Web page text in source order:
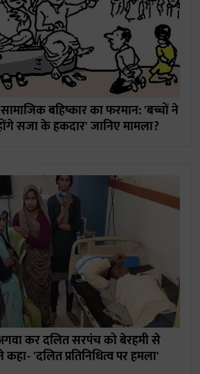
बहिष्कार का फरमान: 'बच्चों ने
सजा के हकदार' जानिए मामला?
कर दलित सरपंच को बेरहमी से
'दलित प्रतिनिधित्व पर हमला'